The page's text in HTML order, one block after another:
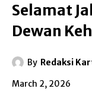
Selamat
Dewan
By Redaksi
March 2, 2026